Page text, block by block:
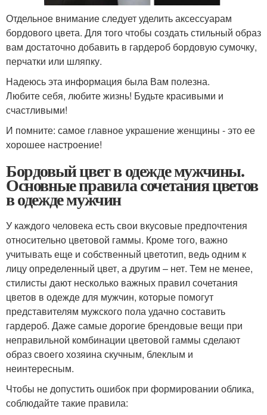
Отдельное внимание следует уделить аксессуарам
бордового цвета. Для того чтобы создать стильный образ
вам достаточно добавить в гардероб бордовую сумочку,
перчатки или шляпку.
Надеюсь эта информация была Вам полезна.
Любите себя, любите жизнь! Будьте красивыми и
счастливыми!
И помните: самое главное украшение женщины - это ее
хорошее настроение!
Бордовый цвет в одежде мужчины.
Основные правила сочетания цветов
в одежде мужчин
У каждого человека есть свои вкусовые предпочтения
относительно цветовой гаммы. Кроме того, важно
учитывать еще и собственный цветотип, ведь одним к
лицу определенный цвет, а другим – нет. Тем не менее,
стилисты дают несколько важных правил сочетания
цветов в одежде для мужчин, которые помогут
представителям мужского пола удачно составить
гардероб. Даже самые дорогие брендовые вещи при
неправильной комбинации цветовой гаммы сделают
образ своего хозяина скучным, блеклым и
неинтересным.
Чтобы не допустить ошибок при формировании облика,
соблюдайте такие правила: